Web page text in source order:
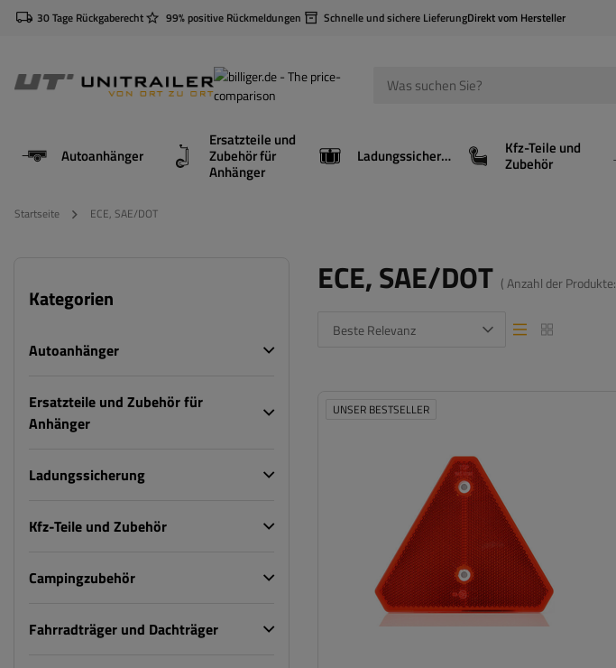
30 Tage Rückgaberecht 99% positive Rückmeldungen Schnelle und sichere LieferungDirekt vom Hersteller
Autoanhänger
Ersatzteile und
Zubehör für
Anhänger
Ladungssicherung Kfz-Teile und
Zubehör
Startseite ECE, SAE/DOT
Kategorien
Autoanhänger
Ersatzteile und Zubehör für
Anhänger
Ladungssicherung
Kfz-Teile und Zubehör
Campingzubehör
Fahrradträger und Dachträger
ECE, SAE/DOT ( Anzahl der Produkte:
Beste Relevanz Listenansicht
Listenansicht
UNSER BESTSELLER